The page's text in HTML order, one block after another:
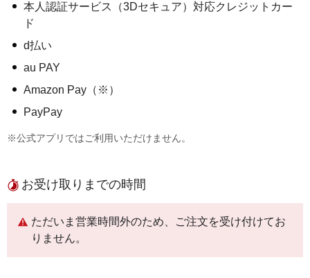
本人認証サービス（3Dセキュア）対応クレジットカー
ド
d払い
au PAY
Amazon Pay（※）
PayPay
※公式アプリではご利用いただけません。
お受け取りまでの時間
ただいま営業時間外のため、ご注文を受け付けてお
りません。